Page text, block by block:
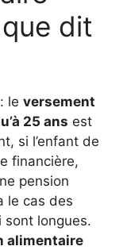
que dit
le versement
25 ans est
si l’enfant de
financière,
pension
le cas des
longues.
alimentaire